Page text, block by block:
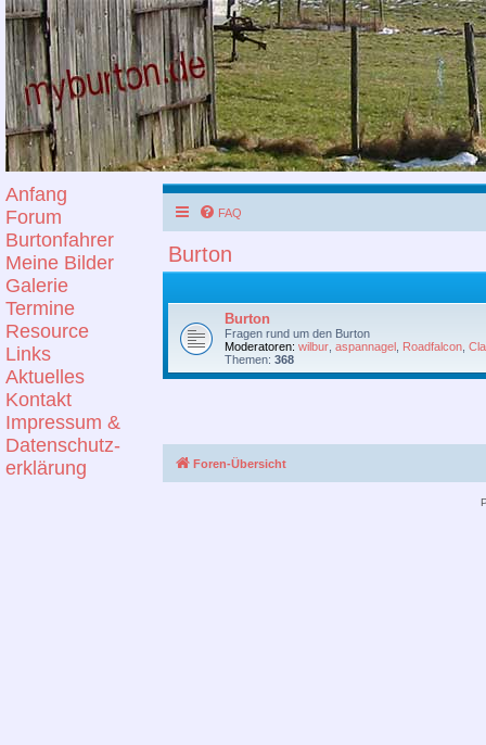
Anfang
Forum
Burtonfahrer
Meine Bilder
Galerie
Termine
Resource
Links
Aktuelles
Kontakt
Impressum &
Datenschutz-
erklärung
FAQ
Burton
Burton
Fragen rund um den Burton
Moderatoren: wilbur aspannagel Roadfalcon
Themen: 368
Foren-Übersicht